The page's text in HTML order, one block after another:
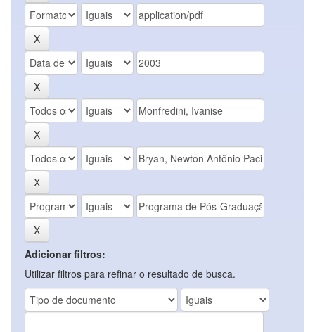
Adicionar filtros:
Utilizar filtros para refinar o resultado de busca.